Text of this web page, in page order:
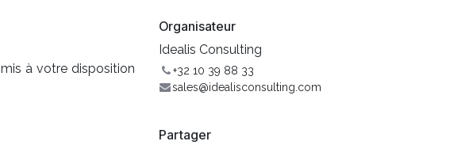
mis à votre disposition
Organisateur
Idealis Consulting
+32 10 39 88 33
sales@idealisconsulting.com
Partager